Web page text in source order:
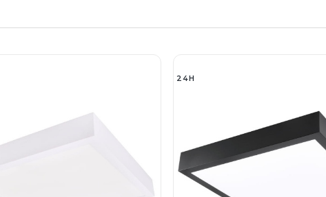
24H